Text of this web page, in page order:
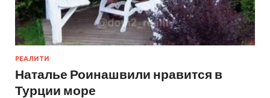
РЕАЛИТИ
Наталье Роинашвили нравится в
Турции море